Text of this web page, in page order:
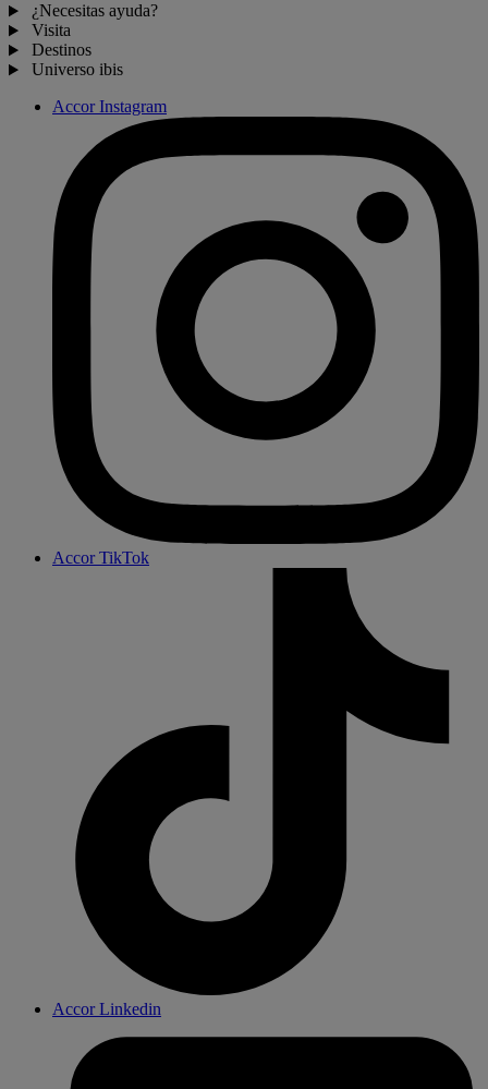
¿Necesitas ayuda?
Visita
Destinos
Universo ibis
Accor Instagram
Accor TikTok
Accor Linkedin